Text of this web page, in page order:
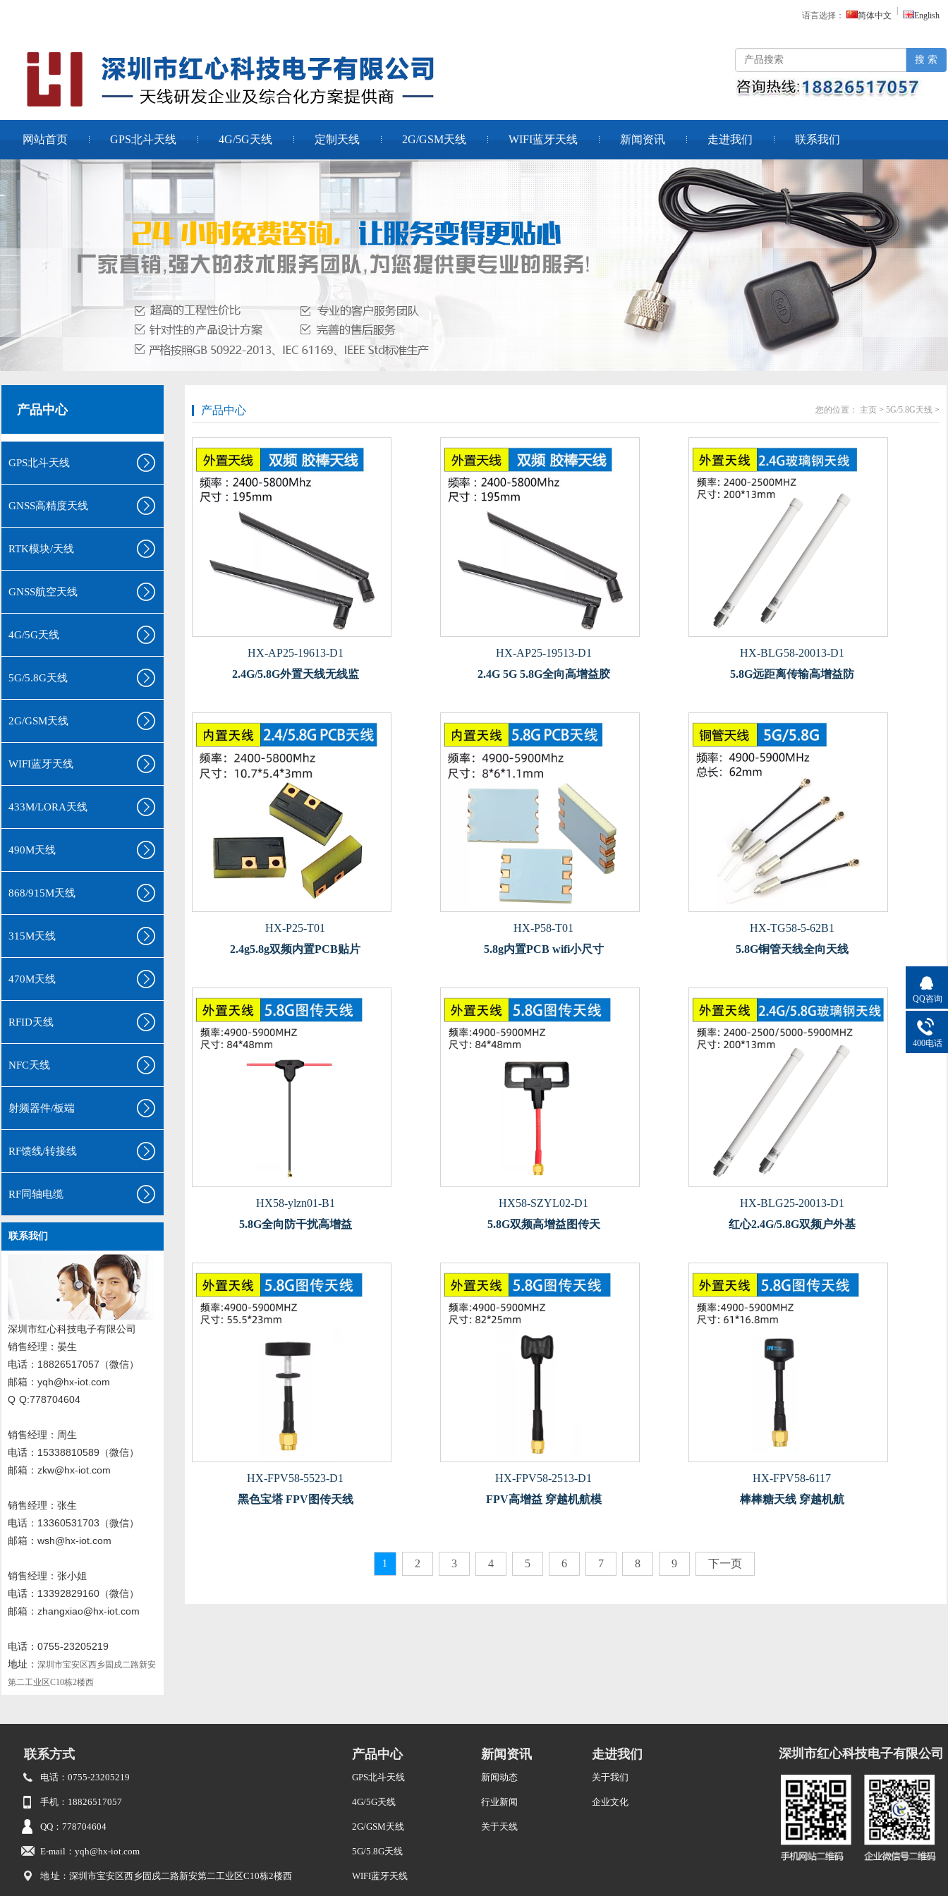
语言选择： 简体中文 English
搜 索
网站首页 GPS北斗天线 4G/5G天线 定制天线 2G/GSM天线 WIFI蓝牙天线 新闻资讯 走进我们 联系我们
产品中心
GPS北斗天线
GNSS高精度天线
RTK模块/天线
GNSS航空天线
4G/5G天线
5G/5.8G天线
2G/GSM天线
WIFI蓝牙天线
433M/LORA天线
490M天线
868/915M天线
315M天线
470M天线
RFID天线
NFC天线
射频器件/板端
RF馈线/转接线
RF同轴电缆
联系我们
深圳市红心科技电子有限公司
销售经理 ：晏生
电话：18826517057（微信）
邮箱：yqh@hx-iot.com
Q Q:778704604
销售经理：周生
电话 ：15338810589 （微信）
邮箱：zkw@hx-iot.com
销售经理：张生
电话 ：13360531703 （微信）
邮箱：wsh@hx-iot.com
销售经理：张小姐
电话 ：13392829160 （微信）
邮箱：zhangxiao@hx-iot.com
电话：0755-23205219
地址： 深圳市宝安区西乡固戍二路新安
第二工业区C10栋2楼西
产品中心 您的位置： 主页 > 5G/5.8G天线 >
HX-AP25-19613-D1
2.4G/5.8G外置天线无线监
HX-AP25-19513-D1
2.4G 5G 5.8G全向高增益胶
HX-BLG58-20013-D1
5.8G远距离传输高增益防
HX-P25-T01
2.4g5.8g双频内置PCB贴片
HX-P58-T01
5.8g内置PCB wifi小尺寸
HX-TG58-5-62B1
5.8G铜管天线全向天线
HX58-ylzn01-B1
5.8G全向防干扰高增益
HX58-SZYL02-D1
5.8G双频高增益图传天
HX-BLG25-20013-D1
红心2.4G/5.8G双频户外基
HX-FPV58-5523-D1
黑色宝塔 FPV图传天线
HX-FPV58-2513-D1
FPV高增益 穿越机航模
HX-FPV58-6117
棒棒糖天线 穿越机航
1 2 3 4 5 6 7 8 9 下一页
联系方式
电话：0755-23205219
手机：18826517057
QQ：778704604
E-mail：yqh@hx-iot.com
地 址：深圳市宝安区西乡固戍二路新安第二工业区C10栋2楼西
产品中心
GPS北斗天线
4G/5G天线
2G/GSM天线
5G/5.8G天线
WIFI蓝牙天线
新闻资讯
新闻动态
行业新闻
关于天线
走进我们
关于我们
企业文化
深圳市红心科技电子有限公司
QQ咨询
400电话